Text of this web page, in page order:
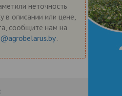
неточность
в описании или цене,
сообщите нам на
.